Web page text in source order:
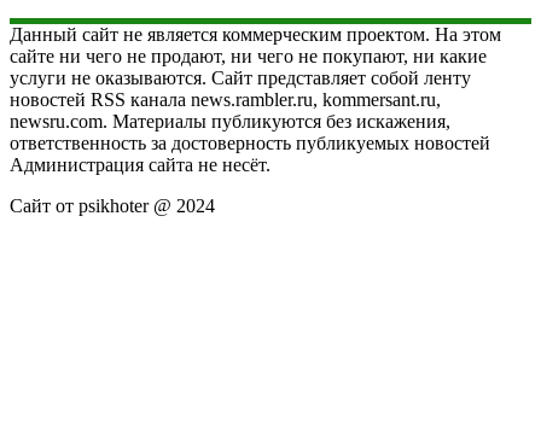
Данный сайт не является коммерческим проектом. На этом
сайте ни чего не продают, ни чего не покупают, ни какие
услуги не оказываются. Сайт представляет собой ленту
новостей RSS канала news.rambler.ru, kommersant.ru,
newsru.com. Материалы публикуются без искажения,
ответственность за достоверность публикуемых новостей
Администрация сайта не несёт.
Сайт от psikhoter @ 2024